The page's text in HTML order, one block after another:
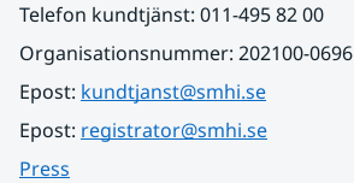
Telefon kundtjänst: 011-495 82 00
Organisationsnummer: 202100-0696
Epost: kundtjanst@smhi.se
Epost: registrator@smhi.se
Press